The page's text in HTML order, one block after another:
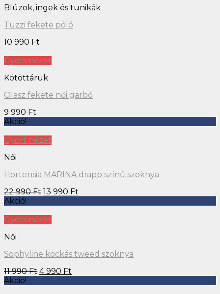
Blúzok, ingek és tunikák
Tuzzi fekete póló
10 990 Ft
Gyors nézet
Kötöttáruk
Olasz fekete női garbó
9 990 Ft
Akció!
Gyors nézet
Női
Hortensia MARINA drapp színű szoknya
22 990Ft 13 990 Ft
Akció!
Gyors nézet
Női
Sophyline kockás tweed szoknya
11 990Ft 4 990 Ft
Akció!